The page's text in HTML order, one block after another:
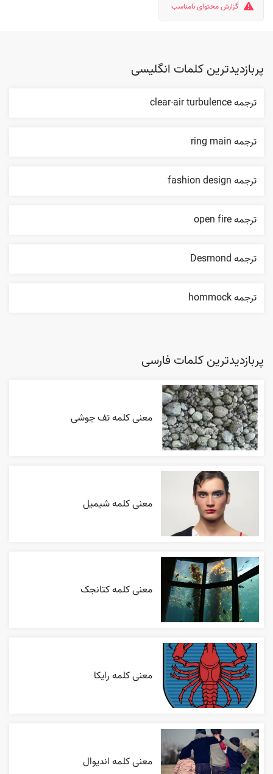
گزارش محتوای نامناسب
پربازدیدترین کلمات انگلیسی
ترجمه clear-air turbulence
ترجمه ring main
ترجمه fashion design
ترجمه open fire
ترجمه Desmond
ترجمه hommock
پربازدیدترین کلمات فارسی
معنی کلمه تف جوشی
معنی کلمه شیمیل
معنی کلمه کتانجک
معنی کلمه رایکا
معنی کلمه اندیوال